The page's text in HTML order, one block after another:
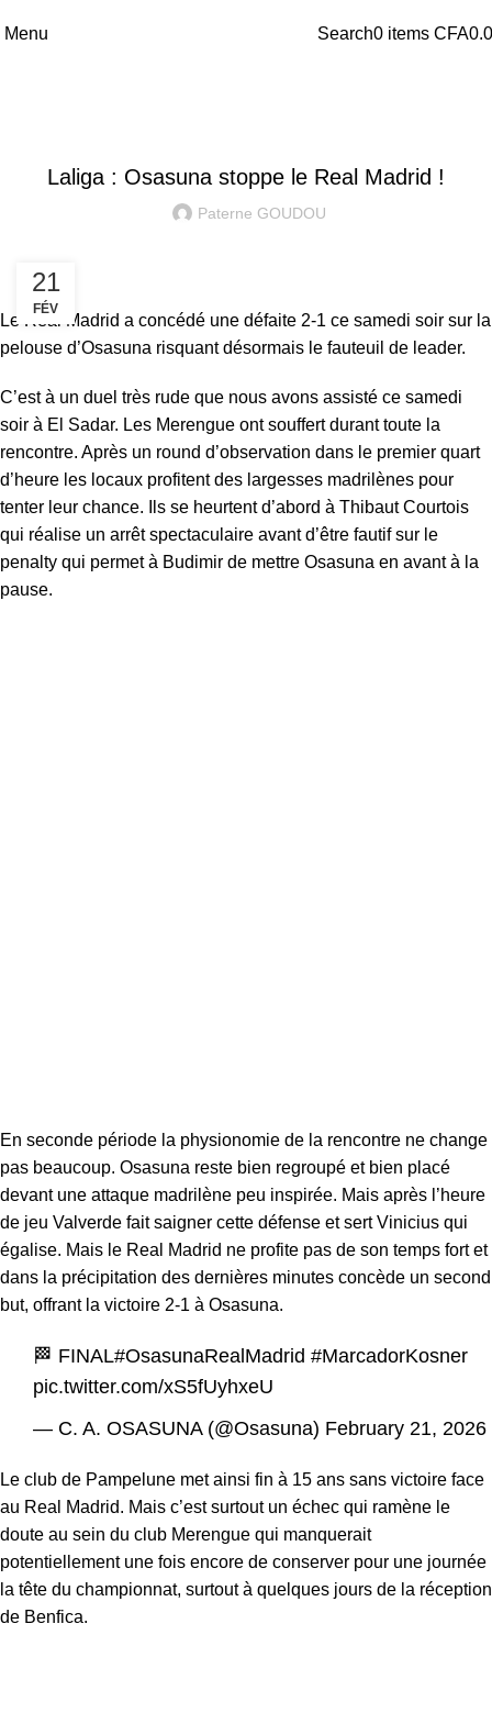
Menu Search0 items CFA
Laliga : Osasuna stoppe le Real Madrid !
Paterne GOUDOU
21
FÉV
Le Real Madrid a concédé une défaite 2-1 ce samedi soir sur la
pelouse d’Osasuna risquant désormais le fauteuil de leader.
C’est à un duel très rude que nous avons assisté ce samedi
soir à El Sadar. Les Merengue ont souffert durant toute la
rencontre. Après un round d’observation dans le premier quart
d’heure les locaux profitent des largesses madrilènes pour
tenter leur chance. Ils se heurtent d’abord à Thibaut Courtois
qui réalise un arrêt spectaculaire avant d’être fautif sur le
penalty qui permet à Budimir de mettre Osasuna en avant à la
pause.
En seconde période la physionomie de la rencontre ne change
pas beaucoup. Osasuna reste bien regroupé et bien placé
devant une attaque madrilène peu inspirée. Mais après l’heure
de jeu Valverde fait saigner cette défense et sert Vinicius qui
égalise. Mais le Real Madrid ne profite pas de son temps fort et
dans la précipitation des dernières minutes concède un second
but, offrant la victoire 2-1 à Osasuna.
🏁 FINAL#OsasunaRealMadrid #MarcadorKosner
pic.twitter.com/xS5fUyhxeU
— C. A. OSASUNA (@Osasuna) February 21, 2026
Le club de Pampelune met ainsi fin à 15 ans sans victoire face
au Real Madrid. Mais c’est surtout un échec qui ramène le
doute au sein du club Merengue qui manquerait
potentiellement une fois encore de conserver pour une journée
la tête du championnat, surtout à quelques jours de la réception
de Benfica.